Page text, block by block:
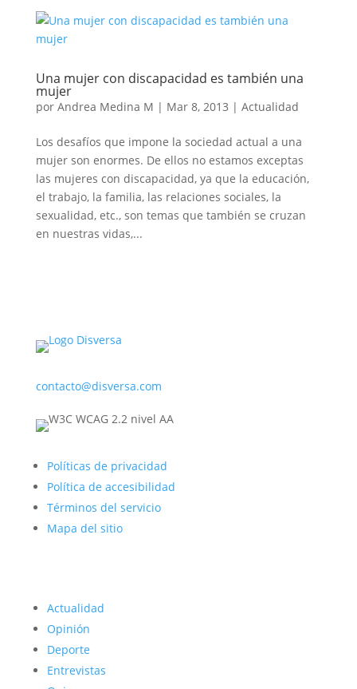
Una mujer con discapacidad es también una
mujer
por Andrea Medina M | Mar 8, 2013 | Actualidad
Los desafíos que impone la sociedad actual a una
mujer son enormes. De ellos no estamos exceptas
las mujeres con discapacidad, ya que la educación,
el trabajo, la familia, las relaciones sociales, la
sexualidad, etc., son temas que también se cruzan
en nuestras vidas,...
contacto@disversa.com
Políticas de privacidad
Política de accesibilidad
Términos del servicio
Mapa del sitio
Actualidad
Opinión
Deporte
Entrevistas